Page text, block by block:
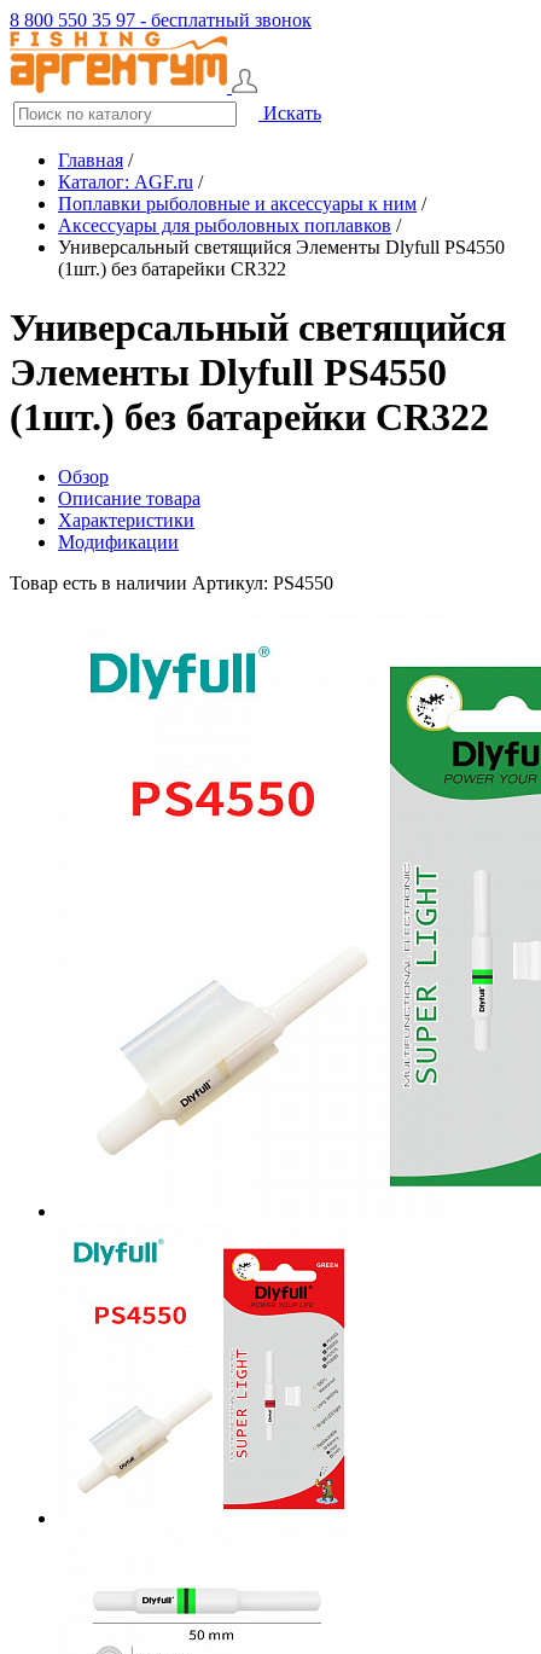
8 800 550 35 97 - бесплатный звонок
Искать
Главная /
Каталог: AGF.ru /
Поплавки рыболовные и аксессуары к ним /
Аксессуары для рыболовных поплавков /
Универсальный светящийся Элементы Dlyfull PS4550
(1шт.) без батарейки CR322
Универсальный светящийся
Элементы Dlyfull PS4550
(1шт.) без батарейки CR322
Обзор
Описание товара
Характеристики
Модификации
Товар есть в наличии Артикул: PS4550